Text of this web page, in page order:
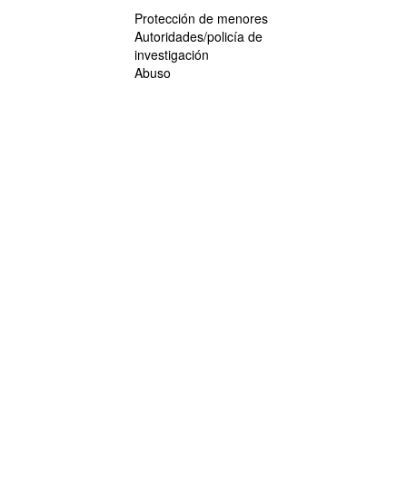
Protección de menores
Autoridades/policía de
investigación
Abuso